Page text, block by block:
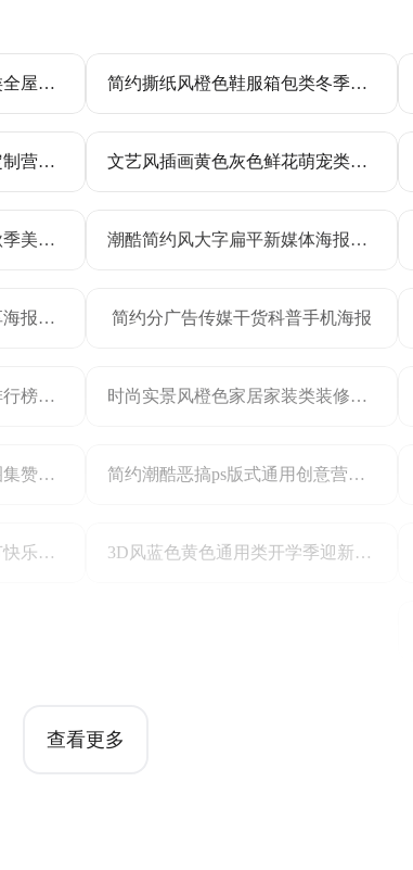
简约实景风棕色家居家装类全屋定制营销全屏手机海报
灰色实景风家居家装全屋定制营销全屏手机海报
时尚风橙黄色餐饮美食类秋季美食市集活动营销手机海报
简约蓝黄色通用类交流分享海报设计需求互动帖小红书大字封面
喜庆红金风店铺爆款女装排行榜营销海报
简约商务双十二医美朋友圈集赞活动长图海报
简约时尚商务可爱风妇女节快乐礼物清单手机海报
简约撕纸风橙色鞋服箱包类冬季保暖羽绒服营销带货方形海报
文艺风插画黄色灰色鲜花萌宠类花艺活动营销手机全屏海报
潮酷简约风大字扁平新媒体海报设计干货分享小红书封面
简约分广告传媒干货科普手机海报
时尚实景风橙色家居家装类装修公司服务营销手机全屏海报
简约潮酷恶搞ps版式通用创意营销手机海报
3D风蓝色黄色通用类开学季迎新活动通知手机全屏海报
查看更多